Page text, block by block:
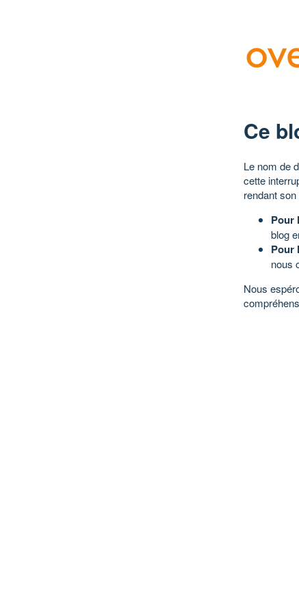
Ce
Le nom de
cette
rendant
Pour
blog
Pour
nous
Nous